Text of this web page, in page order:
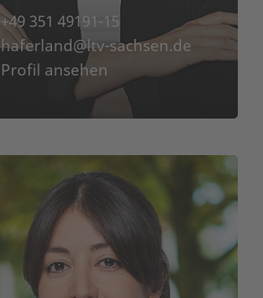
+49 351 49191-15
haferland@ltv-sachsen.de
Profil ansehen